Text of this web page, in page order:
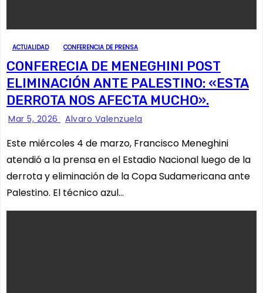
ACTUALIDAD CONFERENCIA DE PRENSA
CONFERECIA DE MENEGHINI POST
ELIMINACIÓN ANTE PALESTINO: «ESTA
DERROTA NOS AFECTA MUCHO».
Mar 5, 2026 Alvaro Valenzuela
Este miércoles 4 de marzo, Francisco Meneghini
atendió a la prensa en el Estadio Nacional luego de la
derrota y eliminación de la Copa Sudamericana ante
Palestino. El técnico azul…